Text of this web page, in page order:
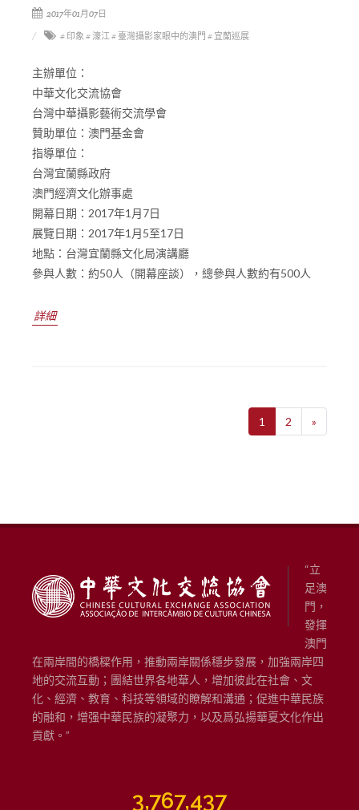
2017年01月07日
# 印象 # 濠江# 臺灣攝影家眼中的澳門 # 宜蘭巡展
主辦單位：
中華文化交流協會
台灣中華攝影藝術交流學會
贊助單位：澳門基金會
指導單位：
台灣宜蘭縣政府
澳門經濟文化辦事處
開幕日期：2017年1月7日
展覽日期：2017年1月5至17日
地點：台灣宜蘭縣文化局演講廳
參與人數：約50人（開幕座談），總參與人數約有500人
詳細
1 2 »
“立
足澳
門，
發揮
澳門
在兩岸間的橋樑作用，推動兩岸關係穩步發展，加強兩岸四
地的交流互動；團結世界各地華人，增加彼此在社會、文
化、經濟、教育、科技等領域的瞭解和溝通；促進中華民族
的融和，增强中華民族的凝聚力，以及爲弘揚華夏文化作出
貢獻。”
3,767,437